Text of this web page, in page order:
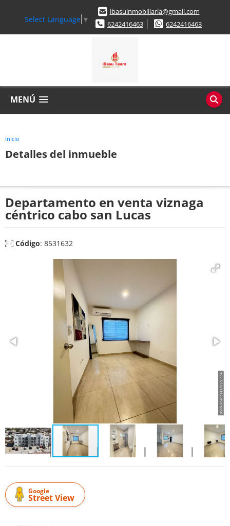
Select Language ▼
ibasuinmobiliaria@gmail.com
6242416463
6242416463
MENÚ
Inicio
Detalles del inmueble
Departamento en venta viznaga
céntrico cabo san Lucas
Código: 8531632
Google
Street View